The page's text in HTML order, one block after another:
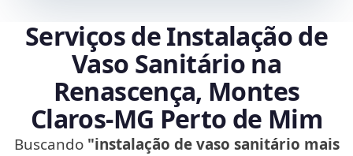
Serviços de Instalação de
Vaso Sanitário na
Renascença, Montes
Claros‑MG Perto de Mim
Buscando "instalação de vaso sanitário mais